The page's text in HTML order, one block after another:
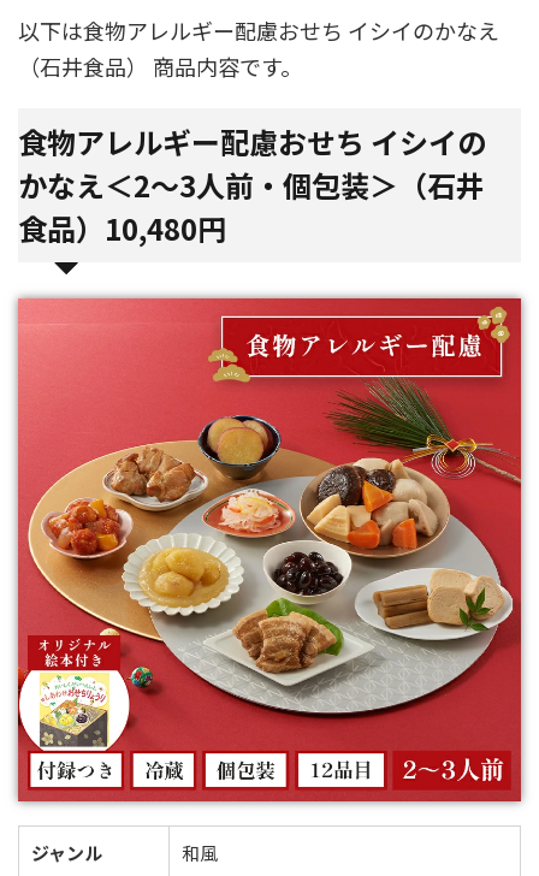
以下は食物アレルギー配慮おせち イシイのかなえ
（石井食品） 商品内容です。
食物アレルギー配慮おせち イシイの
かなえ＜2～3人前・個包装＞（石井
食品）10,480円
ジャンル 和風